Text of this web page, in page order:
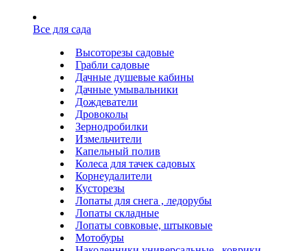
Все для сада
Высоторезы садовые
Грабли садовые
Дачные душевые кабины
Дачные умывальники
Дождеватели
Дровоколы
Зернодробилки
Измельчители
Капельный полив
Колеса для тачек садовых
Корнеудалители
Кусторезы
Лопаты для снега , ледорубы
Лопаты складные
Лопаты совковые, штыковые
Мотобуры